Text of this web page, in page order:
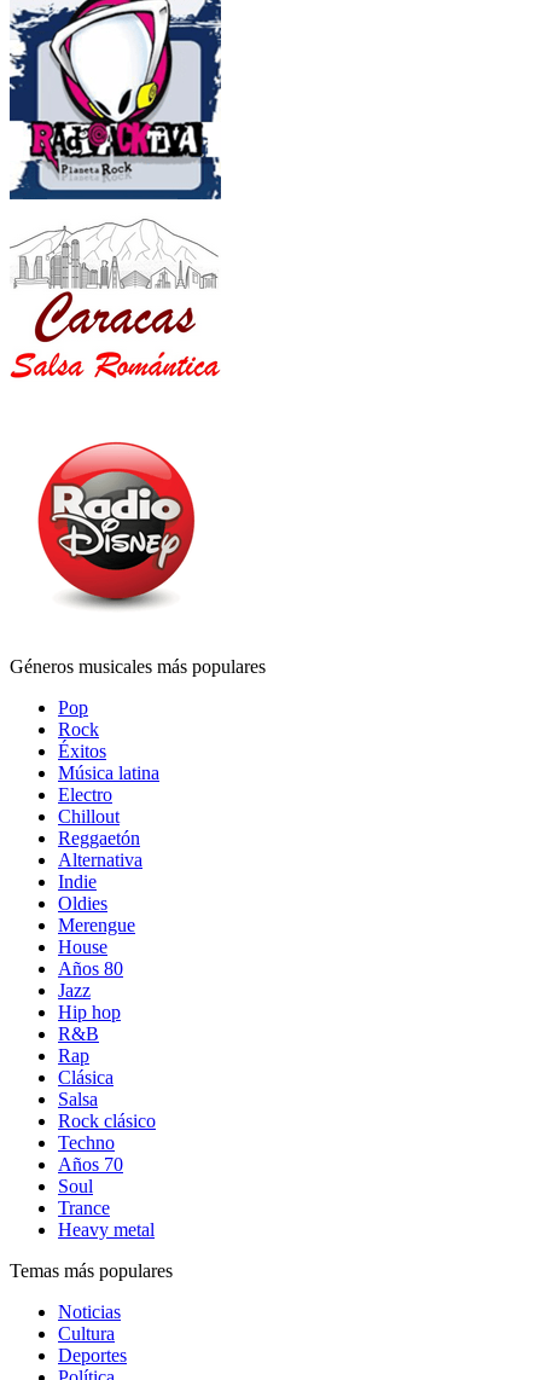
Géneros musicales más populares
Pop
Rock
Éxitos
Música latina
Electro
Chillout
Reggaetón
Alternativa
Indie
Oldies
Merengue
House
Años 80
Jazz
Hip hop
R&B
Rap
Clásica
Salsa
Rock clásico
Techno
Años 70
Soul
Trance
Heavy metal
Temas más populares
Noticias
Cultura
Deportes